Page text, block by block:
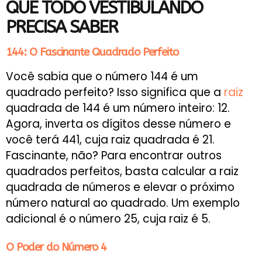
QUE TODO VESTIBULANDO
PRECISA SABER
144: O Fascinante Quadrado Perfeito
Você sabia que o número 144 é um
quadrado perfeito? Isso significa que a raiz
quadrada de 144 é um número inteiro: 12.
Agora, inverta os dígitos desse número e
você terá 441, cuja raiz quadrada é 21.
Fascinante, não? Para encontrar outros
quadrados perfeitos, basta calcular a raiz
quadrada de números e elevar o próximo
número natural ao quadrado. Um exemplo
adicional é o número 25, cuja raiz é 5.
O Poder do Número 4